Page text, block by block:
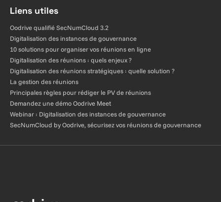
Liens utiles
Oodrive qualifié SecNumCloud 3.2
Digitalisation des instances de gouvernance
10 solutions pour organiser vos réunions en ligne
Digitalisation des réunions : quels enjeux ?
Digitalisation des réunions stratégiques : quelle solution ?
La gestion des réunions
Principales règles pour rédiger le PV de réunions
Demandez une démo Oodrive Meet
Webinar : Digitalisation des instances de gouvernance
SecNumCloud by Oodrive, sécurisez vos réunions de gouvernance